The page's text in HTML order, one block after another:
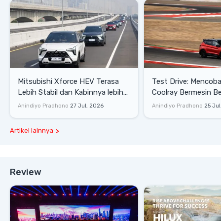
Mitsubishi Xforce HEV Terasa
Lebih Stabil dan Kabinnya lebih
Senyap
Anindiyo Pradhono 27 Jul, 2026
Test Drive: Mencoba Geely
Coolray Bermesin
di Sirkuit Mandalika
Anindiyo Pradhono 25
Artikel lainnya
Review